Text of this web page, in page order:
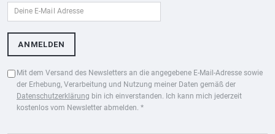
Mit dem Versand des Newsletters an die angegebene E-Mail-Adresse sowie
der Erhebung, Verarbeitung und Nutzung meiner Daten gemäß der
Datenschutzerklärung bin ich einverstanden. Ich kann mich jederzeit
kostenlos vom Newsletter abmelden. *